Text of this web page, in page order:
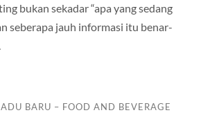
bukan sekadar “apa yang sedang
seberapa jauh informasi itu benar-
BARU – FOOD AND BEVERAGE